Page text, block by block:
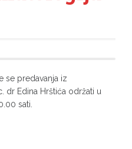
se predavanja iz
dr Edina Hrštića održati u
sati.